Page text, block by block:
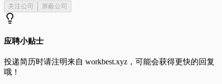
关注公司 屏蔽公司
应聘小贴士
投递简历时请注明来自 workbest.xyz ，可能会获得更快的回复
哦！